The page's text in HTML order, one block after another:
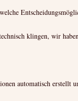
klingen, wir
automatisch erstellt